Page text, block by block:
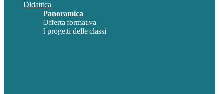
Didattica
Panoramica
Offerta formativa
I progetti delle classi